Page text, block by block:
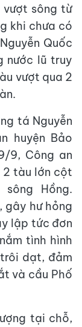
vượt sông từ
khi chưa có
Quốc
nước lũ truy
vượt qua 2
tá Nguyễn
huyện Bảo
9, Công an
2 tàu lớn cột
Hồng.
gây hư hỏng
lập tức đơn
tình hình
dạt, đảm
và cầu Phố
tại chỗ,